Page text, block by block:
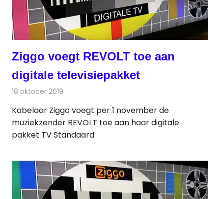
Ziggo voegt REVOLT toe aan
digitale televisiepakket
18 oktober 2019
Kabelaar Ziggo voegt per 1 november de
muziekzender REVOLT toe aan haar digitale
pakket TV Standaard.